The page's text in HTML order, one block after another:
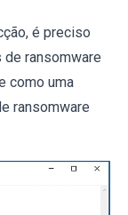
é preciso
ransomware
como uma
ransomware